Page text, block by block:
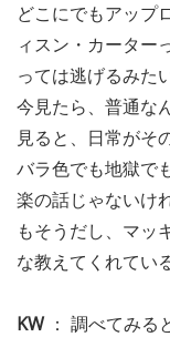
どこにでもアップ
ィスン・カーター
っては逃げるみた
今見たら、普通な
見ると、日常がそ
バラ色でも地獄で
楽の話じゃないけ
もそうだし、マッ
な教えてくれてい
KW： 調べてみる